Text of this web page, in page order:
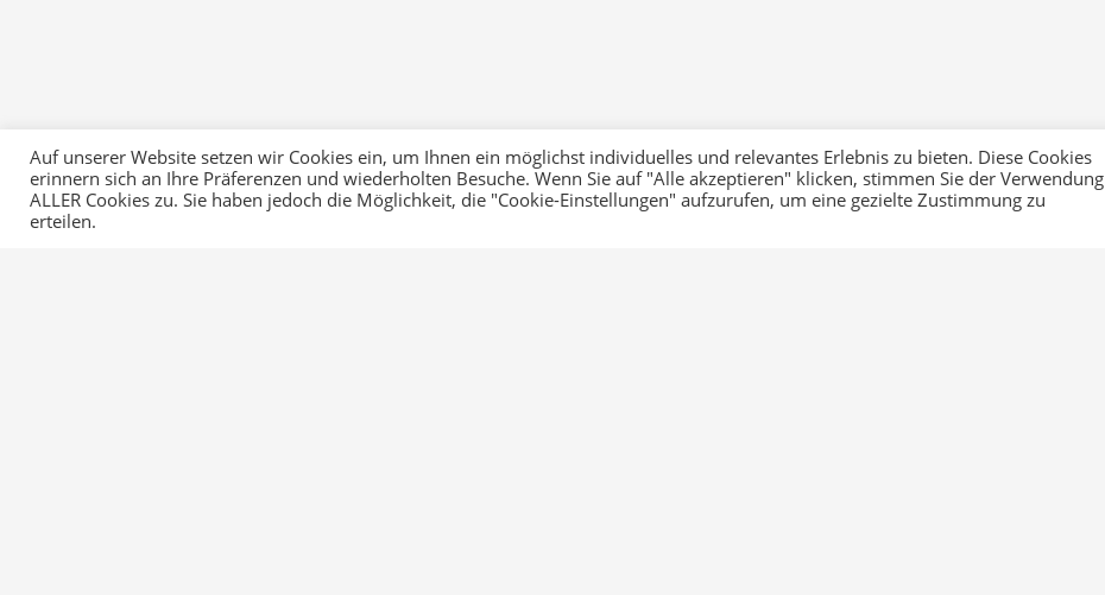
Auf unserer Website setzen wir Cookies ein, um Ihnen ein möglichst individuelles und relevantes Erlebnis zu bieten. Diese Cookies
erinnern sich an Ihre Präferenzen und wiederholten Besuche. Wenn Sie auf "Alle akzeptieren" klicken, stimmen Sie der Verwendung
ALLER Cookies zu. Sie haben jedoch die Möglichkeit, die "Cookie-Einstellungen" aufzurufen, um eine gezielte Zustimmung zu
erteilen.